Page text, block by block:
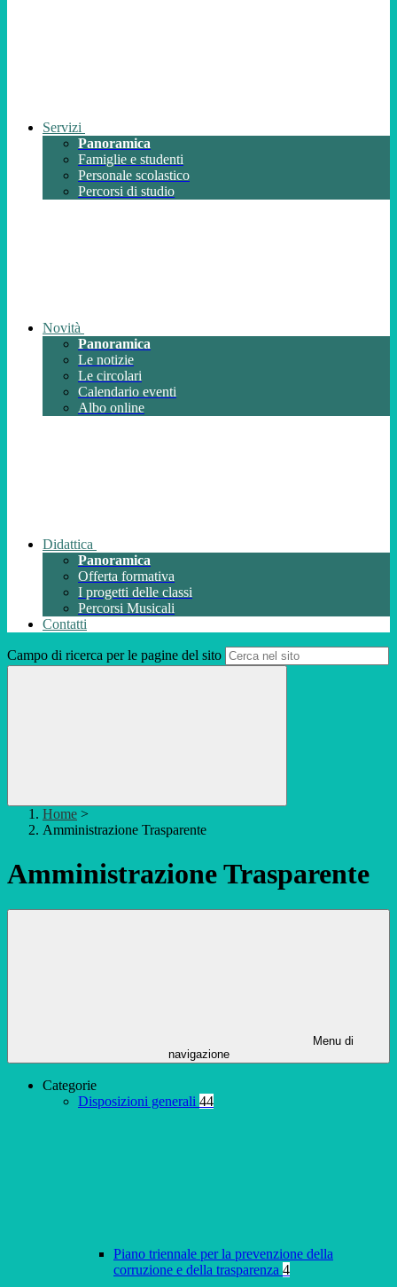
Servizi
Panoramica
Famiglie e studenti
Personale scolastico
Percorsi di studio
Novità
Panoramica
Le notizie
Le circolari
Calendario eventi
Albo online
Didattica
Panoramica
Offerta formativa
I progetti delle classi
Percorsi Musicali
Contatti
Campo di ricerca per le pagine del sito
Home >
Amministrazione Trasparente
Amministrazione Trasparente
Menu di
navigazione
Categorie
Disposizioni generali 44
Piano triennale per la prevenzione della
corruzione e della trasparenza 4